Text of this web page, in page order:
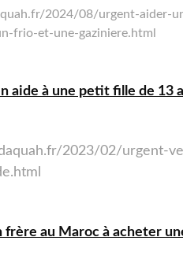
2024/08/urgent-aider-
frio-et-une-gaziniere.html
aide à une petit fille de 13
2023/02/urgent-
au Maroc à acheter